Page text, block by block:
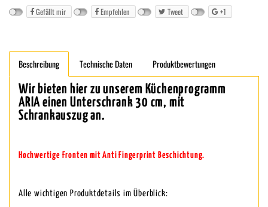
Gefällt mir Empfehlen Tweet +1
Beschreibung Technische Daten Produktbewertungen
Wir bieten hier zu unserem Küchenprogramm
ARIA einen Unterschrank 30 cm, mit
Schrankauszug an.
Hochwertige Fronten mit Anti Fingerprint Beschichtung.
Alle wichtigen Produktdetails im Überblick: